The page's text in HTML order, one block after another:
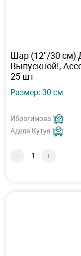
Шар (12''/30 см)
Выпускной!,
25 шт
Размер: 30 см
Ибрагимова
Аделя Кутуя
- +